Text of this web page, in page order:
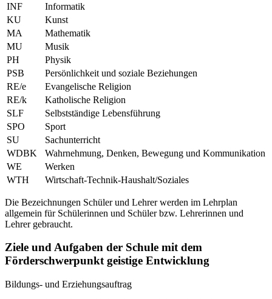
INF
Informatik
KU
Kunst
MA
Mathematik
MU
Musik
PH
Physik
PSB
Persönlichkeit und soziale Beziehungen
RE/e
Evangelische Religion
RE/k
Katholische Religion
SLF
Selbstständige Lebensführung
SPO
Sport
SU
Sachunterricht
WDBK
Wahrnehmung, Denken, Bewegung und Kommunikation
WE
Werken
WTH
Wirtschaft-Technik-Haushalt/Soziales
Die Bezeichnungen Schüler und Lehrer werden im Lehrplan
allgemein für Schülerinnen und Schüler bzw. Lehrerinnen und
Lehrer gebraucht.
Ziele und Aufgaben der Schule mit dem
Förderschwerpunkt geistige Entwicklung
Bildungs- und Erziehungsauftrag